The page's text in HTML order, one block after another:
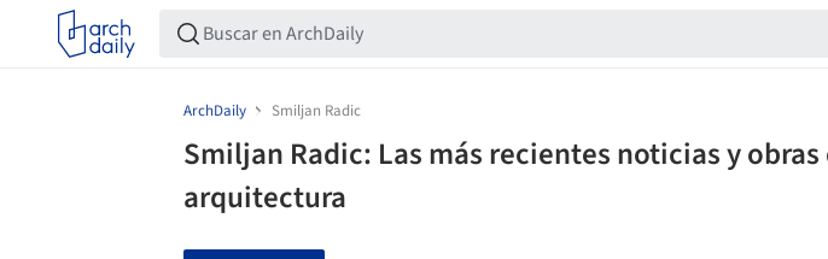
ArchDaily Smiljan Radic
Smiljan Radic: Las más recientes noticias y obras
arquitectura